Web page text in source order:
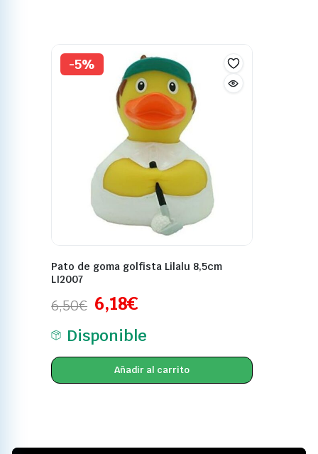
-5%
Pato de goma golfista Lilalu 8,5cm
LI2007
6,50€ 6,18€
Disponible
Añadir al carrito